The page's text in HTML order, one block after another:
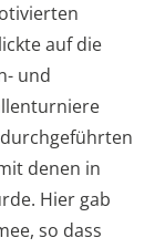
auf die
und
denen in
Hier gab
so dass